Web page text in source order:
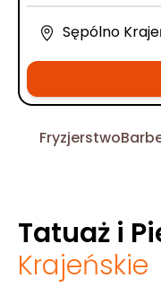
Fryzjerstwo
Tatuaż i
Krajeńskie